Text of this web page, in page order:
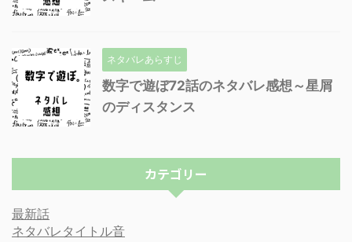
ネタバレあらすじ
数字で遊ぼ72話のネタバレ感想～星屑
のディスタンス
カテゴリー
最新話
ネタバレタイトル音